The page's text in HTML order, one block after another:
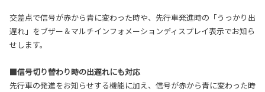
交差点で信号が赤から青に変わった時や、先行車発進時の「うっかり出
遅れ」をブザー＆マルチインフォメーションディスプレイ表示でお知ら
せします。
■信号切り替わり時の出遅れにも対応
先行車の発進をお知らせする機能に加え、信号が赤から青に変わった時